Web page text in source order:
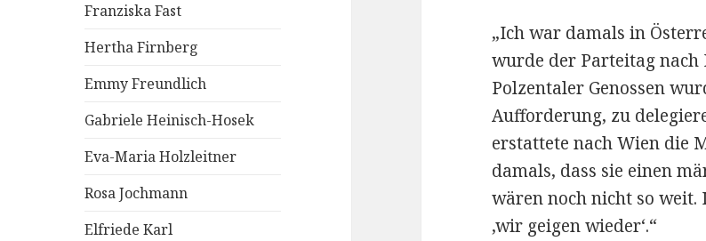
Franziska Fast
Hertha Firnberg
Emmy Freundlich
Gabriele Heinisch-Hosek
Eva-Maria Holzleitner
Rosa Jochmann
Elfriede Karl
„Ich war damals in
wurde der Parteitag
Polzentaler Genossen
Aufforderung, zu
erstattete nach Wien die
damals, dass sie einen
wären noch nicht so weit.
‚wir geigen wieder‘.“